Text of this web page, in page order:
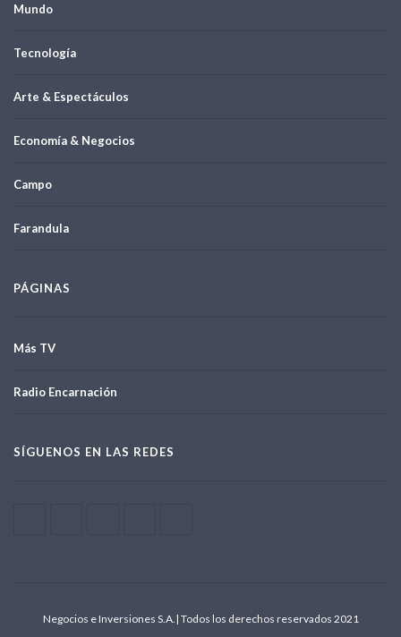
Mundo
Tecnología
Arte & Espectáculos
Economía & Negocios
Campo
Farandula
PÁGINAS
Más TV
Radio Encarnación
SÍGUENOS EN LAS REDES
Negocios e Inversiones S.A.| Todos los derechos reservados 2021